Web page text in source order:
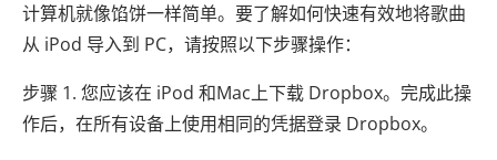
计算机就像馅饼一样简单。要了解如何快速有效地将歌曲
从 iPod 导入到 PC，请按照以下步骤操作：
步骤 1. 您应该在 iPod 和Mac上下载 Dropbox。完成此操
作后，在所有设备上使用相同的凭据登录 Dropbox。